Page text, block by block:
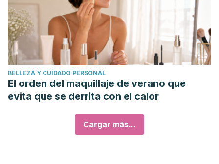
BELLEZA Y CUIDADO PERSONAL
El orden del maquillaje de verano que
evita que se derrita con el calor
Cargar más...